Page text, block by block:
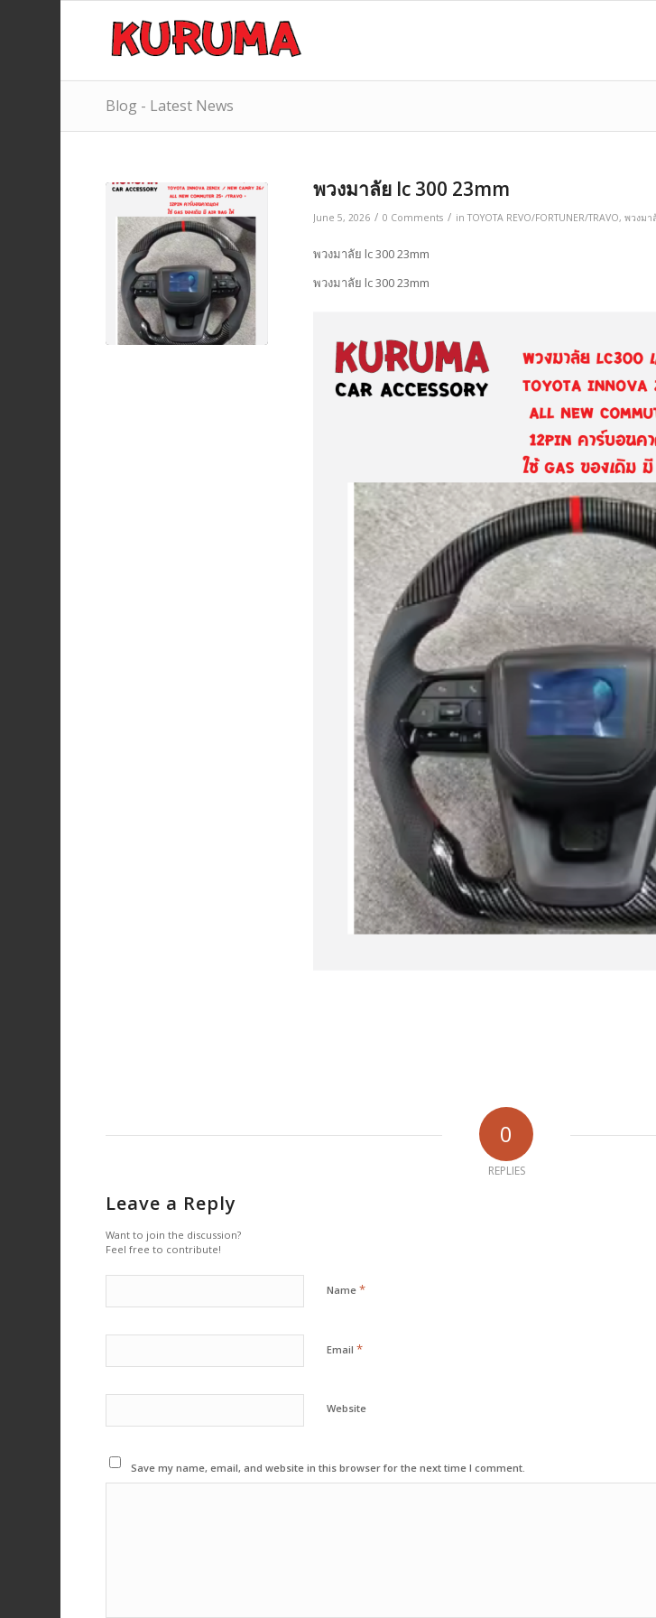
Blog - Latest News
พวงมาลัย lc 300 23mm
June 5, 2026 / 0 Comments / inTOYOTA REVO/FORTUNER/TRAVO,พวงมา
พวงมาลัย lc 300 23mm
พวงมาลัย lc 300 23mm
0
REPLIES
Leave a Reply
Want to join the discussion?
Feel free to contribute!
Name*
Email*
Website
Save my name, email, and website in this browser for the next time I comment.